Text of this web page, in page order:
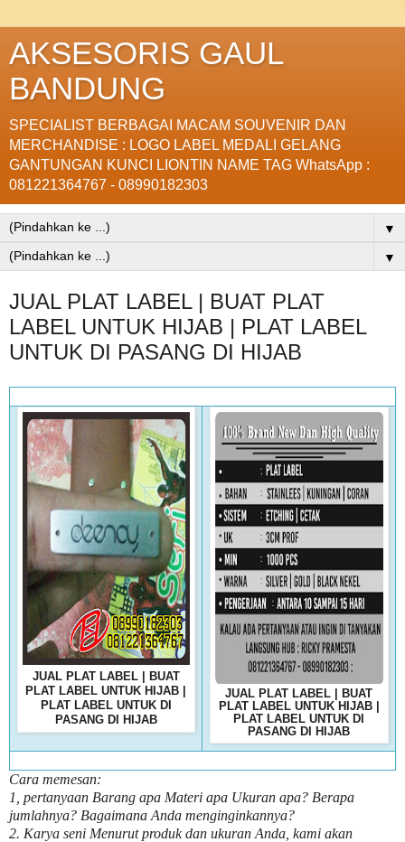
AKSESORIS GAUL
BANDUNG
SPECIALIST BERBAGAI MACAM SOUVENIR DAN
MERCHANDISE : LOGO LABEL MEDALI GELANG
GANTUNGAN KUNCI LIONTIN NAME TAG WhatsApp :
081221364767 - 08990182303
▼
▼
JUAL PLAT LABEL | BUAT PLAT
LABEL UNTUK HIJAB | PLAT LABEL
UNTUK DI PASANG DI HIJAB
JUAL PLAT LABEL | BUAT
PLAT LABEL UNTUK HIJAB |
PLAT LABEL UNTUK DI
PASANG DI HIJAB
JUAL PLAT LABEL | BUAT
PLAT LABEL UNTUK HIJAB |
PLAT LABEL UNTUK DI
PASANG DI HIJAB
Cara memesan:
1, pertanyaan Barang apa Materi apa Ukuran apa? Berapa
jumlahnya? Bagaimana Anda menginginkannya?
2. Karya seni Menurut produk dan ukuran Anda, kami akan